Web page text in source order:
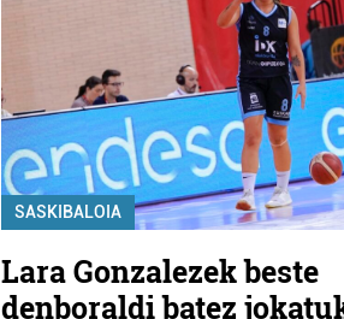
SASKIBALOIA
Lara Gonzalezek beste
denboraldi batez